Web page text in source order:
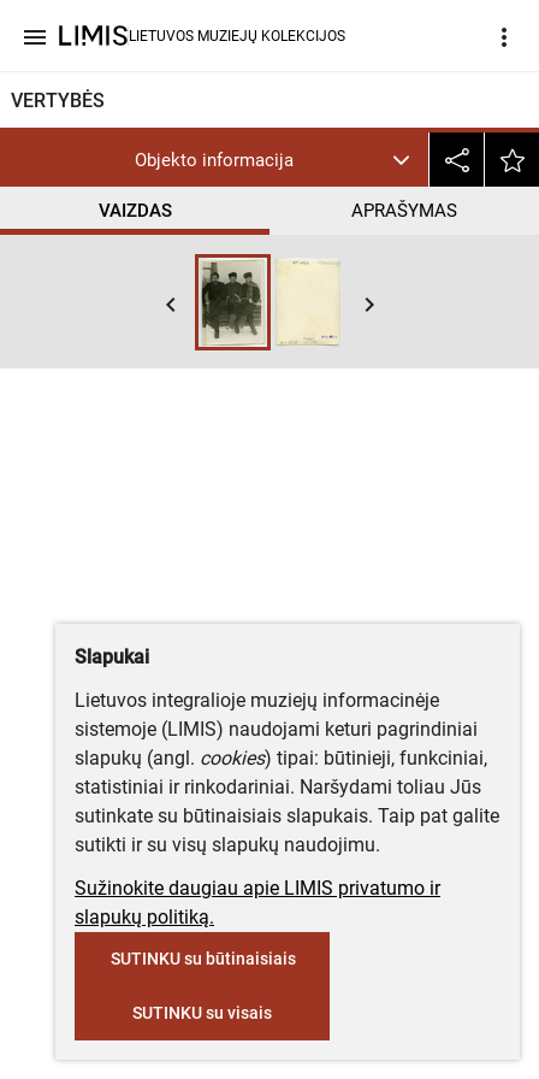
menu LIETUVOS MUZIEJŲ KOLEKCIJOS more_vert
VERTYBĖS
Objekto informacija
VAIZDAS APRAŠYMAS
keyboard_arrow_left keyboard_arrow_right
Slapukai
Lietuvos integralioje muziejų informacinėje
sistemoje (LIMIS) naudojami keturi pagrindiniai
slapukų (angl. cookies) tipai: būtinieji, funkciniai,
statistiniai ir rinkodariniai. Naršydami toliau Jūs
sutinkate su būtinaisiais slapukais. Taip pat galite
sutikti ir su visų slapukų naudojimu.
Sužinokite daugiau apie LIMIS privatumo ir
slapukų politiką.
SUTINKU su būtinaisiais
SUTINKU su visais